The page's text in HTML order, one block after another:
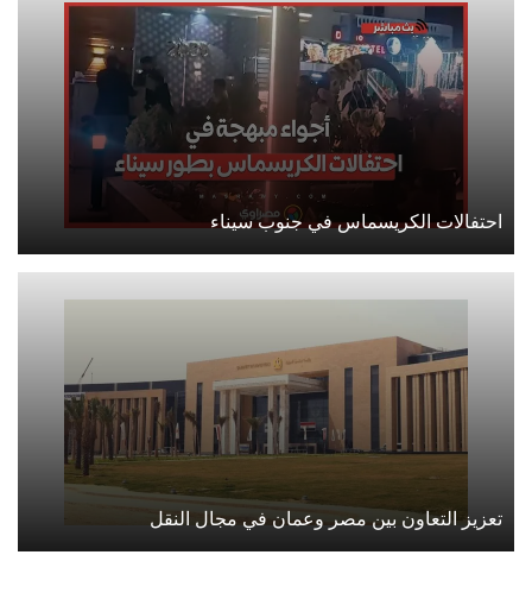
احتفالات الكريسماس في جنوب سيناء
تعزيز التعاون بين مصر وعمان في مجال النقل